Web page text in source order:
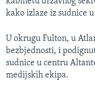
kako izlaze iz sudnice
U okrugu Fulton, u
bezbjednosti, i
sudnice u centru
medijskih ekipa.